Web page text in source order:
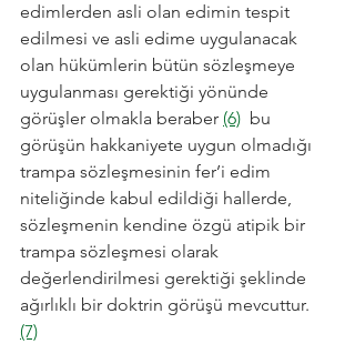
edimlerden asli olan edimin tespit
edilmesi ve asli edime uygulanacak
olan hükümlerin bütün sözleşmeye
uygulanması gerektiği yönünde
görüşler olmakla beraber (6)
  bu
görüşün hakkaniyete uygun olmadığı
trampa sözleşmesinin fer’i edim
niteliğinde kabul edildiği hallerde,
sözleşmenin kendine özgü atipik bir
trampa sözleşmesi olarak
değerlendirilmesi gerektiği şeklinde
ağırlıklı bir doktrin görüşü mevcuttur.
(7)